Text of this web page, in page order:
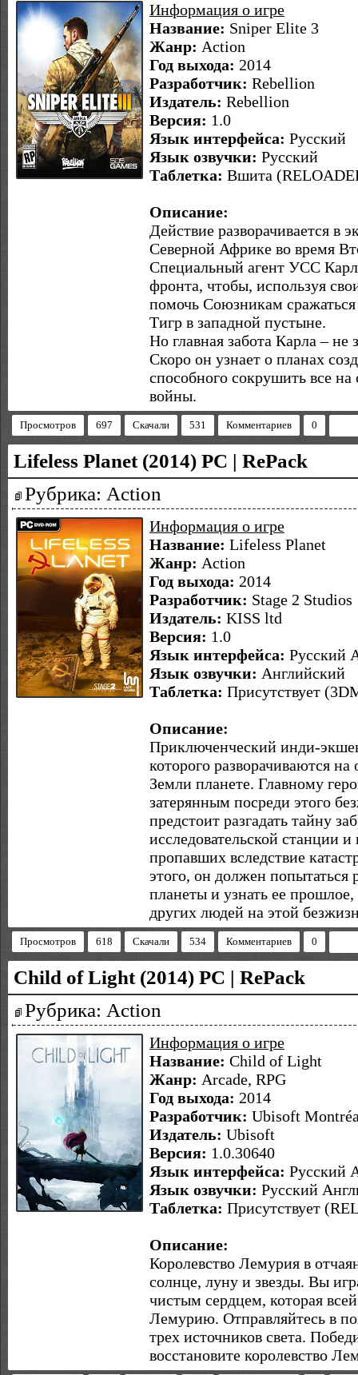
Информация о игре
Название: Sniper Elite 3
Жанр: Action
Год выхода: 2014
Разработчик: Rebellion
Издатель: Rebellion
Версия: 1.0
Язык интерфейса: Русский
Язык озвучки: Русский
Таблетка: Вшита
Описание:
Действие разворачивается в
Северной Африке во время
Специальный агент УСС
фронта, чтобы, используя
помочь Союзникам
Тигр в западной пустыне.
Но главная забота Карла –
Скоро он узнает о планах
способного сокрушить все на
войны.
Просмотров 697 Скачали 531 Комментариев 0
Lifeless Planet (2014) PC | RePack
Рубрика: Action
Информация о игре
Название: Lifeless Planet
Жанр: Action
Год выхода: 2014
Разработчик: Stage 2 Studios
Издатель: KISS ltd
Версия: 1.0
Язык интерфейса: Русский
Язык озвучки: Английский
Таблетка: Присутствует
Описание:
Приключенческий инди-
которого разворачиваются
Земли планете. Главному
затерянным посреди этого
предстоит разгадать тайну
исследовательской станции
пропавших вследствие
этого, он должен попытаться
планеты и узнать ее
других людей на этой
Просмотров 618 Скачали 534 Комментариев 0
Child of Light (2014) РС | RePack
Рубрика: Action
Информация о игре
Название: Child of Light
Жанр: Arcade, RPG
Год выхода: 2014
Разработчик: Ubisoft
Издатель: Ubisoft
Версия: 1.0.30640
Язык интерфейса: Русский
Язык озвучки: Русский
Таблетка: Присутствует
Описание:
Королевство Лемурия в
солнце, луну и звезды. Вы
чистым сердцем, которая
Лемурию. Отправляйтесь в
трех источников света.
восстановите королевство